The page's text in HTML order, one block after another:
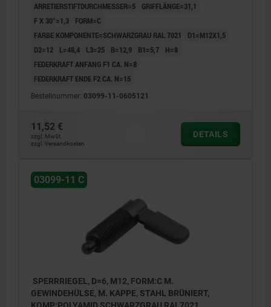
ARRETIERSTIFTDURCHMESSER=5
GRIFFLÄNGE=31,1
F X 30°=1,3
FORM=C
FARBE KOMPONENTE=SCHWARZGRAU RAL 7021
D1=M12X1,5
D2=12
L=48,4 L3=25 B=12,9 B1=5,7
H=8
FEDERKRAFT ANFANG F1 CA. N=8
FEDERKRAFT ENDE F2 CA. N=15
Bestellnummer: 03099-11-0605121
11,52 €
zzgl. MwSt.
zzgl. Versandkosten
DETAILS
03099-11 C
SPERRRIEGEL, D=6, M12, FORM:C M.
GEWINDEHÜLSE, M. KAPPE, STAHL BRÜNIERT,